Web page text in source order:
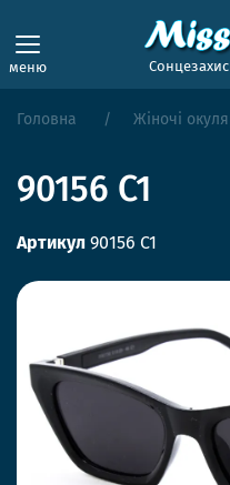
меню
Головна Жіночі
90156 C1
Артикул 90156 C1